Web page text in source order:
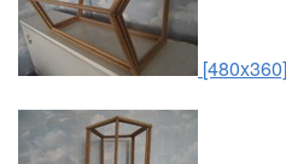
[480x360]